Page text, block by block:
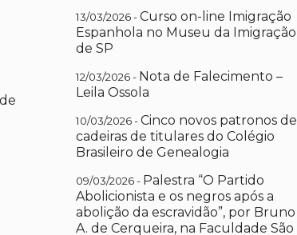
13/03/2026 -Curso on-line Imigração
Espanhola no Museu da Imigração
de SP
12/03/2026 - Nota de Falecimento –
Leila Ossola
10/03/2026 -Cinco novos patronos de
cadeiras de titulares do Colégio
Brasileiro de Genealogia
09/03/2026 - Palestra “O Partido
Abolicionista e os negros após a
abolição da escravidão”, por Bruno
A. de Cerqueira, na Faculdade São